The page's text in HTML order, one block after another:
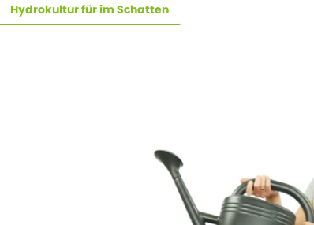
Hydrokultur für im Schatten